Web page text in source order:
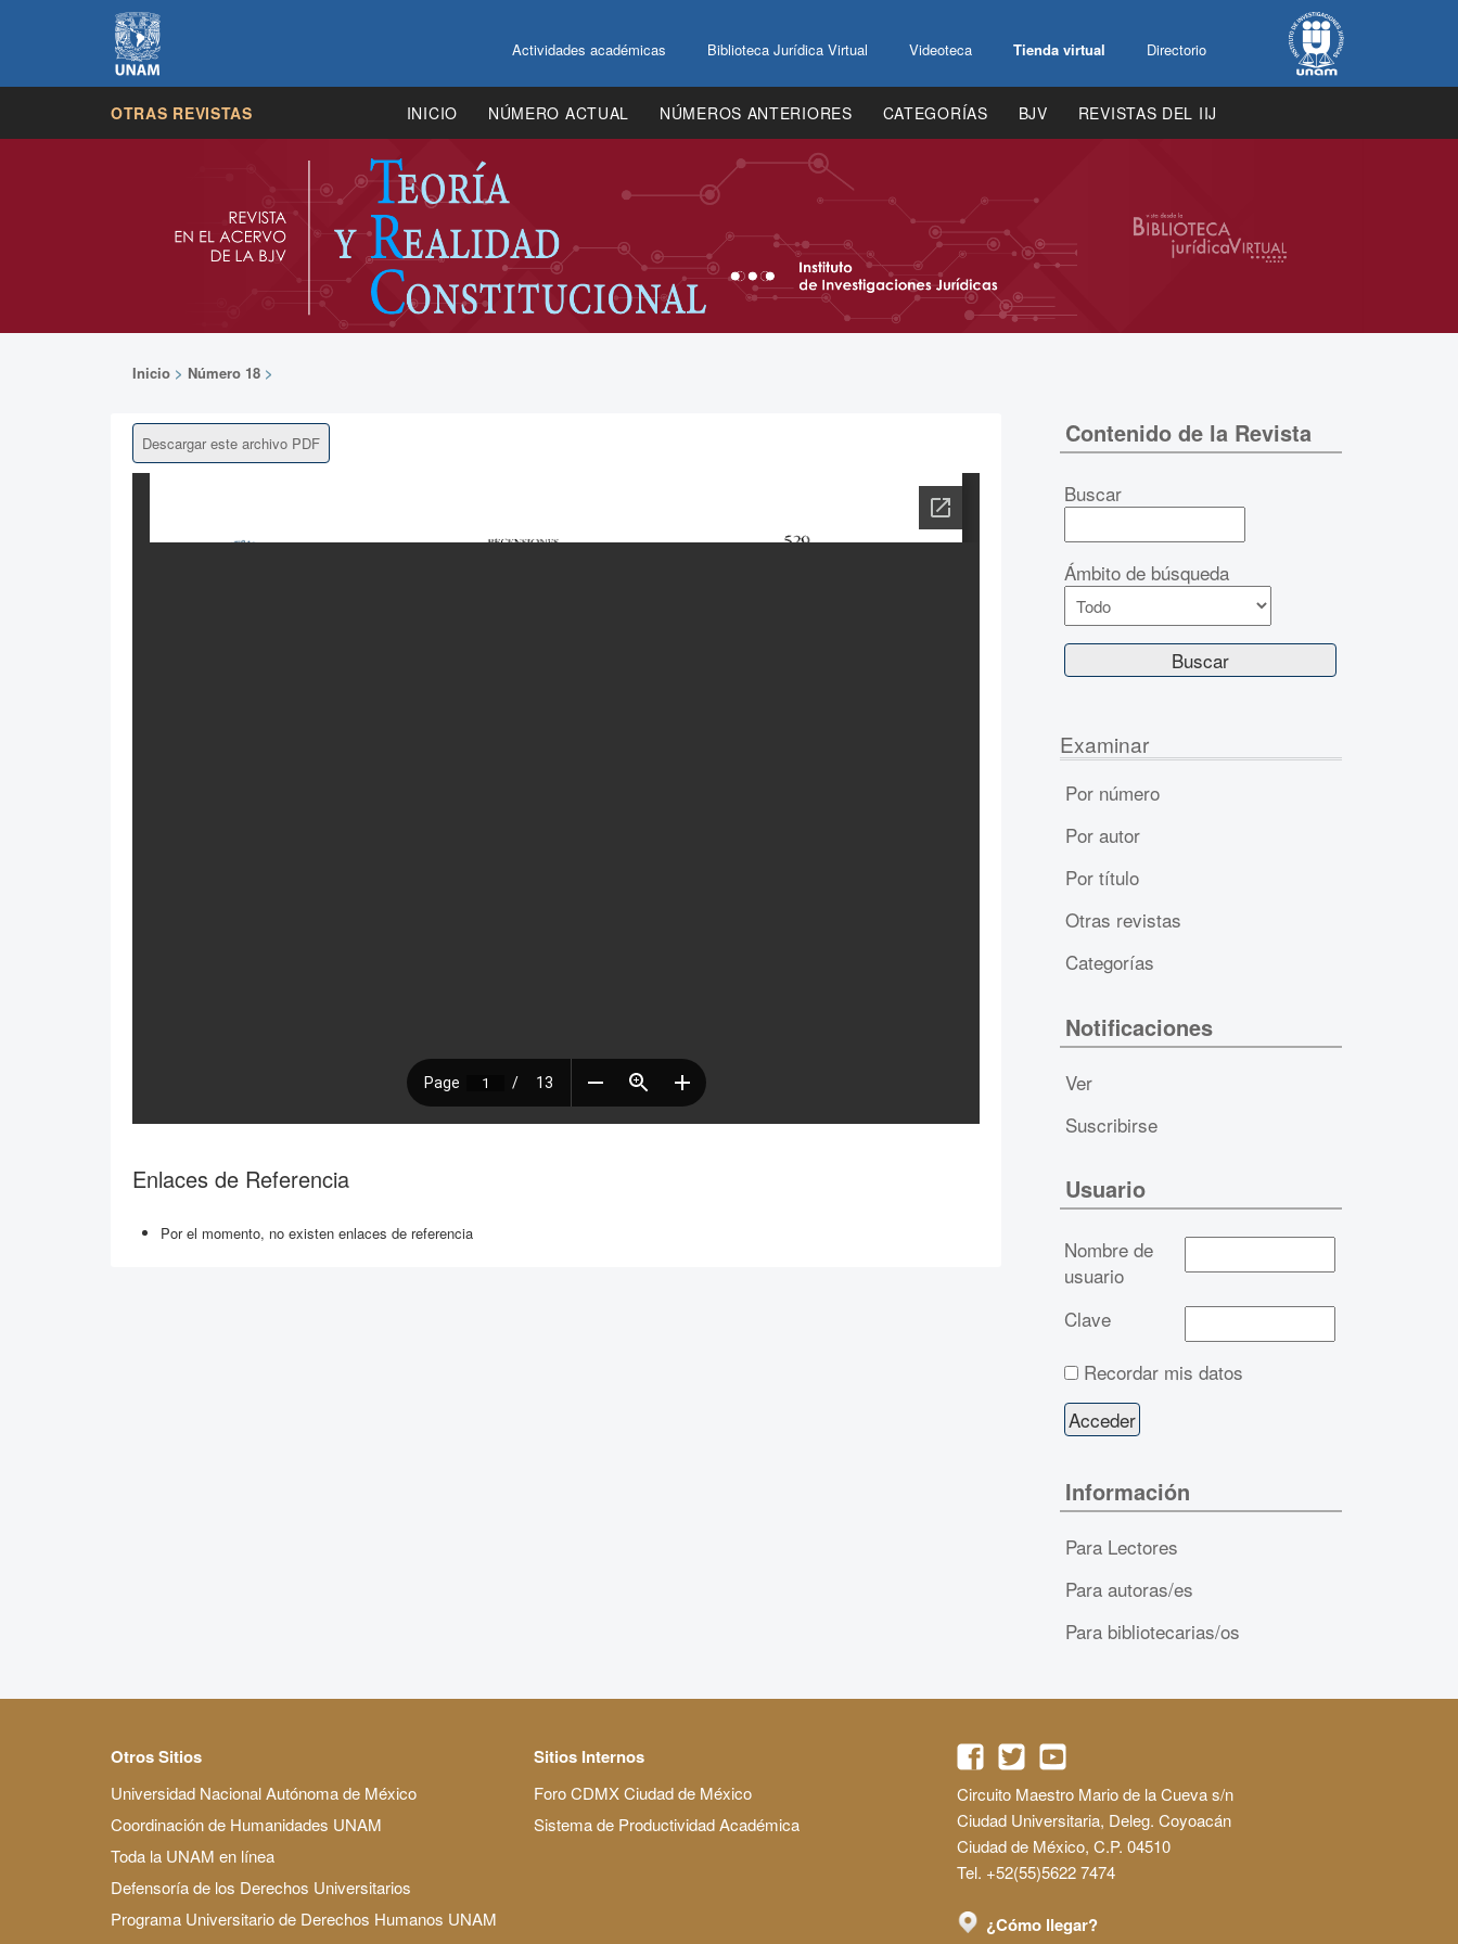
Actividades académicas Biblioteca Jurídica Virtual Videoteca Tienda virtual Directorio
OTRAS REVISTAS INICIO NÚMERO ACTUAL NÚMEROS ANTERIORES CATEGORÍAS BJV REVISTAS DEL IIJ
Inicio > Número 18 >
Descargar este archivo PDF
Enlaces de Referencia
Por el momento, no existen enlaces de referencia
Contenido de la Revista
Buscar
Ámbito de búsqueda
Examinar
Por número
Por autor
Por título
Otras revistas
Categorías
Notificaciones
Ver
Suscribirse
Usuario
Nombre de
usuario
Clave
Recordar mis datos
Información
Para Lectores
Para autoras/es
Para bibliotecarias/os
Otros Sitios
Universidad Nacional Autónoma de México
Coordinación de Humanidades UNAM
Toda la UNAM en línea
Defensoría de los Derechos Universitarios
Programa Universitario de Derechos Humanos UNAM
Sitios Internos
Foro CDMX Ciudad de México
Sistema de Productividad Académica
Circuito Maestro Mario de la Cueva s/n
Ciudad Universitaria, Deleg. Coyoacán
Ciudad de México, C.P. 04510
Tel. +52(55)5622 7474
¿Cómo llegar?